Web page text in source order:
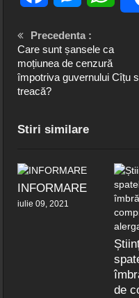
Precedenta :
Care sunt șansele ca
moțiunea de cenzură
împotriva guvernului Cîțu
treacă?
Stiri similare
INFORMARE
iulie 09, 2021
de